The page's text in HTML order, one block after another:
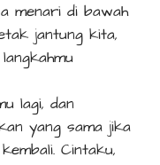
menari di bawah
jantung kita,
lagi, dan
yang sama jika
Cintaku,